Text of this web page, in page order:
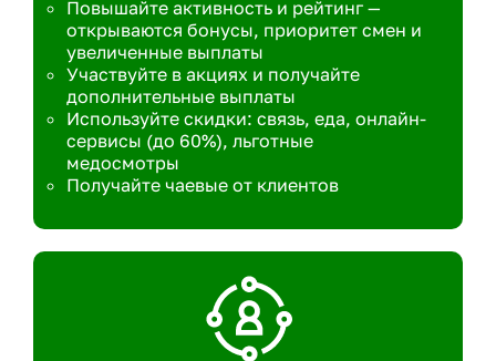
Повышайте активность и рейтинг —
открываются бонусы, приоритет смен и
увеличенные выплаты
Участвуйте в акциях и получайте
дополнительные выплаты
Используйте скидки: связь, еда, онлайн-
сервисы (до 60%), льготные
медосмотры
Получайте чаевые от клиентов